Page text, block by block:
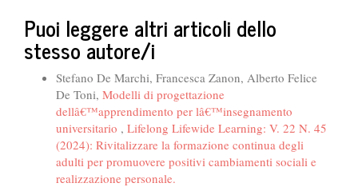
Puoi leggere altri articoli dello
stesso autore/i
Stefano De Marchi, Francesca Zanon, Alberto Felice
De Toni, Modelli di progettazione
dellâ€™apprendimento per lâ€™insegnamento
universitario , Lifelong Lifewide Learning: V. 22 N. 45
(2024): Rivitalizzare la formazione continua degli
adulti per promuovere positivi cambiamenti sociali e
realizzazione personale.